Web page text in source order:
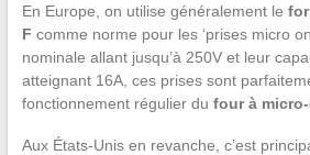
En Europe, on utilise généralement le
F comme norme pour les ‘prises micro
nominale allant jusqu’à 250V et leur
atteignant 16A, ces prises sont
fonctionnement régulier du four à
Aux États-Unis en revanche, c’est